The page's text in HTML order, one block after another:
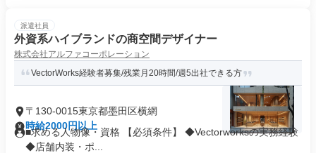
派遣社員
外資系ハイブランドの商空間デザイナー
株式会社アルファコーポレーション
VectorWorks経験者募集/残業月20時間/週5出社できる方
〒130-0015東京都墨田区横網
時給2000円以上
■求める人物像・資格 【必須条件】 ◆Vectorworksの実務経験
◆店舗内装・ポ...